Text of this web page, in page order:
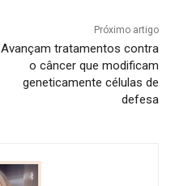
Próximo artigo
Avançam tratamentos contra
o câncer que modificam
geneticamente células de
defesa